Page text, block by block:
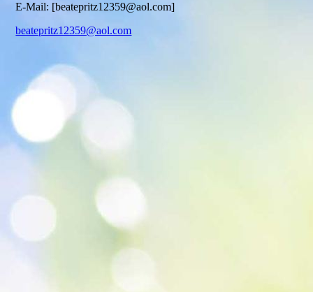
E-Mail: [beatepritz12359@aol.com]
beatepritz12359@aol.com